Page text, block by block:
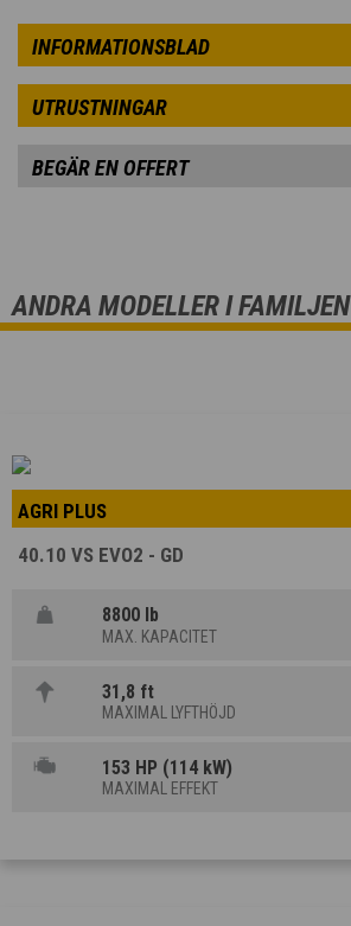
INFORMATIONSBLAD
UTRUSTNINGAR
BEGÄR EN OFFERT
ANDRA MODELLER I FAMILJEN
AGRI PLUS
40.10 VS EVO2 - GD
8800 lb
MAX. KAPACITET
31,8 ft
MAXIMAL LYFTHÖJD
153 HP (114 kW)
MAXIMAL EFFEKT